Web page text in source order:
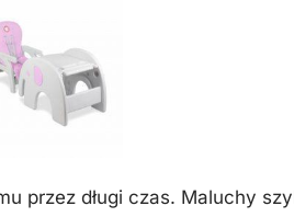
przez długi czas. Maluchy